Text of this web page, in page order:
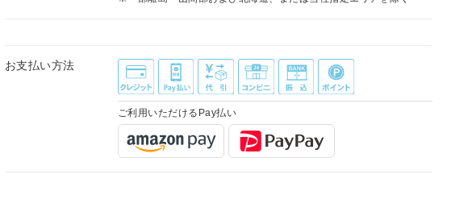
お支払い方法
ご利用いただけるPay払い